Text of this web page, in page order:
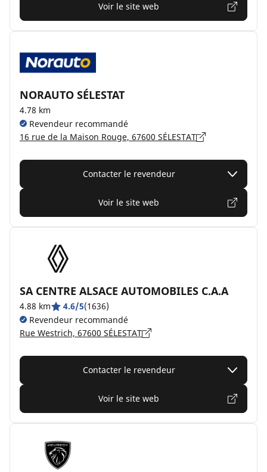
Voir le site web
NORAUTO SÉLESTAT
4.78 km
Revendeur recommandé
16 rue de la Maison Rouge, 67600 SÉLESTAT
Contacter le revendeur
Voir le site web
SA CENTRE ALSACE AUTOMOBILES C.A.A
4.88 km 4.6/5(1636)
Revendeur recommandé
Rue Westrich, 67600 SÉLESTAT
Contacter le revendeur
Voir le site web